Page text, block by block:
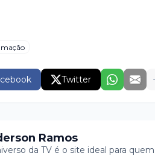
Twitter
Ramos
da TV é o site ideal para